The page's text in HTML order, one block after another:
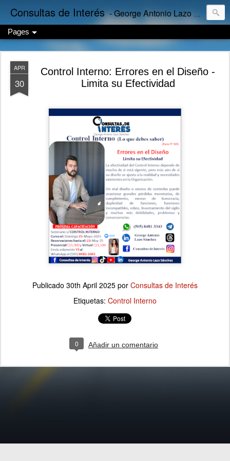
Consultas de Interés - George Antonio Lazo Sánchez
Pages
APR
30
Control Interno: Errores en el Diseño -
Limita su Efectividad
Publicado 30th April 2025 por Consultas de Interés
Etiquetas: Control Interno
0 Añadir un comentario